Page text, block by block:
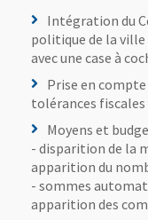
Intégration du
politique de la
avec une case à
Prise en
tolérances fiscales
Moyens et
- disparition de la
apparition du
- sommes
apparition des